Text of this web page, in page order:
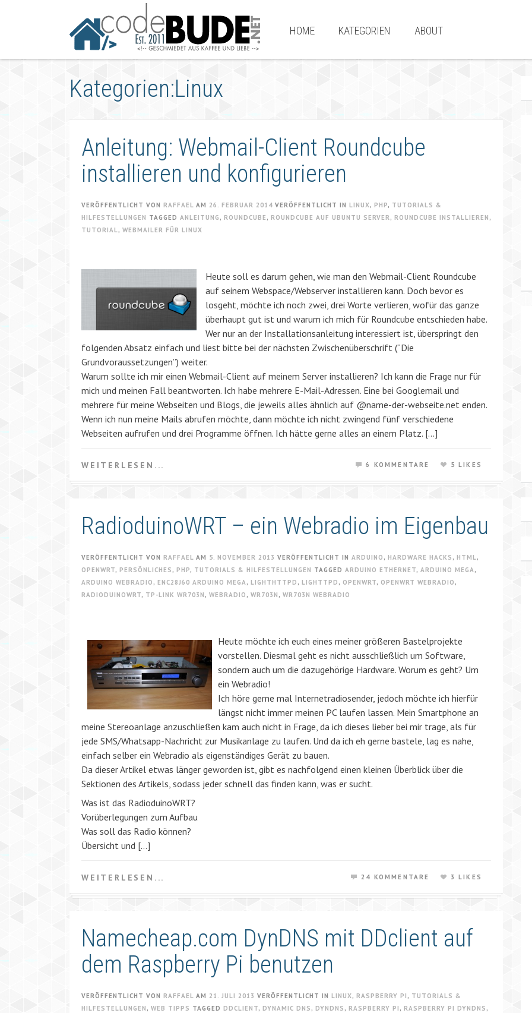
HOME KATEGORIEN ABOUT
Kategorien:Linux
Anleitung: Webmail-Client Roundcube
installieren und konfigurieren
VERÖFFENTLICHT VON RAFFAEL AM 26. FEBRUAR 2014 VERÖFFENTLICHT IN LINUX, PHP, TUTORIALS &
HILFESTELLUNGEN TAGGED ANLEITUNG , ROUNDCUBE , ROUNDCUBE AUF UBUNTU SERVER, ROUNDCUBE INSTALLIEREN ,
TUTORIAL, WEBMAILER FÜR LINUX
Heute soll es darum gehen, wie man den Webmail-Client Roundcube
auf seinem Webspace/Webserver installieren kann. Doch bevor es
losgeht, möchte ich noch zwei, drei Worte verlieren, wofür das ganze
überhaupt gut ist und warum ich mich für Roundcube entschieden habe.
Wer nur an der Installationsanleitung interessiert ist, überspringt den
folgenden Absatz einfach und liest bitte bei der nächsten Zwischenüberschrift (“Die
Grundvoraussetzungen”) weiter.
Warum sollte ich mir einen Webmail-Client auf meinem Server installieren? Ich kann die Frage nur für
mich und meinen Fall beantworten. Ich habe mehrere E-Mail-Adressen. Eine bei Googlemail und
mehrere für meine Webseiten und Blogs, die jeweils alles ähnlich auf @name-der-webseite.net enden.
Wenn ich nun meine Mails abrufen möchte, dann möchte ich nicht zwingend fünf verschiedene
Webseiten aufrufen und drei Programme öffnen. Ich hätte gerne alles an einem Platz. […]
WEITERLESEN... 6 KOMMENTARE 5 LIKES
RadioduinoWRT – ein Webradio im Eigenbau
VERÖFFENTLICHT VON RAFFAEL AM 5. NOVEMBER 2013 VERÖFFENTLICHT IN ARDUINO , HARDWARE HACKS , HTML,
OPENWRT, PERSÖNLICHES , PHP, TUTORIALS & HILFESTELLUNGEN TAGGED ARDUINO ETHERNET, ARDUINO MEGA,
ARDUINO WEBRADIO , ENC28J60 ARDUINO MEGA, LIGHTHTTPD , LIGHTTPD , OPENWRT, OPENWRT WEBRADIO ,
RADIODUINOWRT, TP-LINK WR703N , WEBRADIO , WR703N , WR703N WEBRADIO
Heute möchte ich euch eines meiner größeren Bastelprojekte
vorstellen. Diesmal geht es nicht ausschließlich um Software,
sondern auch um die dazugehörige Hardware. Worum es geht? Um
ein Webradio!
Ich höre gerne mal Internetradiosender, jedoch möchte ich hierfür
längst nicht immer meinen PC laufen lassen. Mein Smartphone an
meine Stereoanlage anzuschließen kam auch nicht in Frage, da ich dieses lieber bei mir trage, als für
jede SMS/Whatsapp-Nachricht zur Musikanlage zu laufen. Und da ich eh gerne bastele, lag es nahe,
einfach selber ein Webradio als eigenständiges Gerät zu bauen.
Da dieser Artikel etwas länger geworden ist, gibt es nachfolgend einen kleinen Überblick über die
Sektionen des Artikels, sodass jeder schnell das finden kann, was er sucht.
Was ist das RadioduinoWRT?
Vorüberlegungen zum Aufbau
Was soll das Radio können?
Übersicht und […]
WEITERLESEN... 24 KOMMENTARE 3 LIKES
Namecheap.com DynDNS mit DDclient auf
dem Raspberry Pi benutzen
VERÖFFENTLICHT VON RAFFAEL AM 21. JULI 2013 VERÖFFENTLICHT IN LINUX, RASPBERRY PI , TUTORIALS &
HILFESTELLUNGEN , WEB TIPPS TAGGED DDCLIENT, DYNAMIC DNS , DYNDNS , RASPBERRY PI , RASPBERRY PI DYNDNS ,